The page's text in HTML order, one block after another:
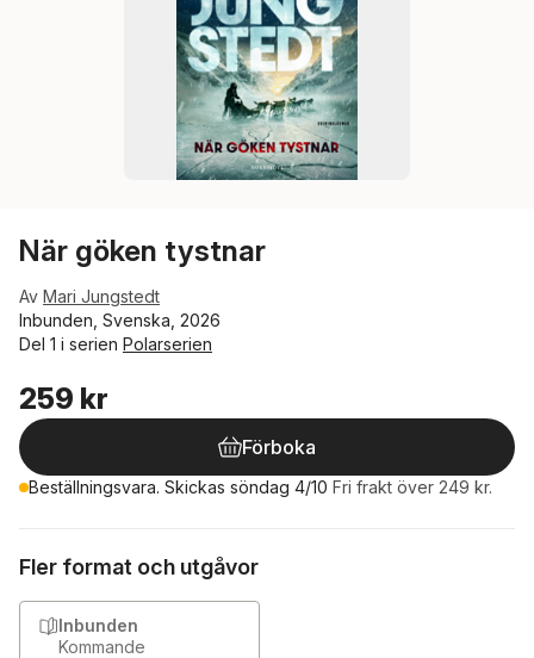
När göken tystnar
Av Mari Jungstedt
Inbunden, Svenska, 2026
Del 1 i serien Polarserien
259 kr
Förboka
Beställningsvara. Skickas söndag 4/10 Fri frakt över 249 kr.
Fler format och utgåvor
Inbunden
Kommande